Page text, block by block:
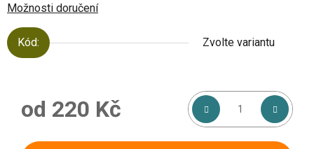
Možnosti doručení
Kód: Zvolte variantu
od 220 Kč